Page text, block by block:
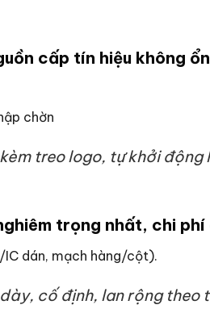
cấp tín hiệu không
chờn
treo logo, tự khởi
trọng nhất, chi
IC dán, mạch hàng/cột).
cố định, lan rộng theo